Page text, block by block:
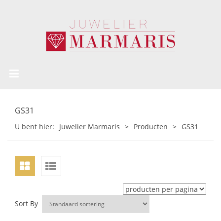
GS31
U bent hier: Juwelier Marmaris > Producten > GS31
Sort By